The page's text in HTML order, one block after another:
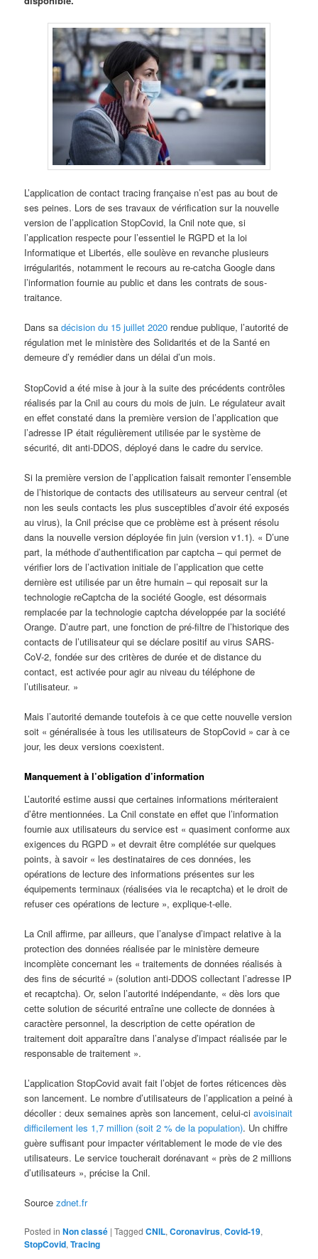
L’application de contact tracing française n’est pas au bout de
ses peines. Lors de ses travaux de vérification sur la nouvelle
version de l’application StopCovid, la Cnil note que, si
l’application respecte pour l’essentiel le RGPD et la loi
Informatique et Libertés, elle soulève en revanche plusieurs
irrégularités, notamment le recours au re-catcha Google dans
l’information fournie au public et dans les contrats de sous-
traitance.
Dans sadécision du 15 juillet 2020 rendue publique, l’autorité de
régulation met le ministère des Solidarités et de la Santé en
demeure d’y remédier dans un délai d’un mois.
StopCovid a été mise à jour à la suite des précédents contrôles
réalisés par la Cnil au cours du mois de juin. Le régulateur avait
en effet constaté dans la première version de l’application que
l’adresse IP était régulièrement utilisée par le système de
sécurité, dit anti-DDOS, déployé dans le cadre du service.
Si la première version de l’application faisait remonter l’ensemble
de l’historique de contacts des utilisateurs au serveur central (et
non les seuls contacts les plus susceptibles d’avoir été exposés
au virus), la Cnil précise que ce problème est à présent résolu
dans la nouvelle version déployée fin juin (version v1.1). « D’une
part, la méthode d’authentification par captcha – qui permet de
vérifier lors de l’activation initiale de l’application que cette
dernière est utilisée par un être humain – qui reposait sur la
technologie reCaptcha de la société Google, est désormais
remplacée par la technologie captcha développée par la société
Orange. D’autre part, une fonction de pré-filtre de l’historique des
contacts de l’utilisateur qui se déclare positif au virus SARS-
CoV-2, fondée sur des critères de durée et de distance du
contact, est activée pour agir au niveau du téléphone de
l’utilisateur. »
Mais l’autorité demande toutefois à ce que cette nouvelle version
soit « généralisée à tous les utilisateurs de StopCovid » car à ce
jour, les deux versions coexistent.
Manquement à l’obligation d’information
L’autorité estime aussi que certaines informations mériteraient
d’être mentionnées. La Cnil constate en effet que l’information
fournie aux utilisateurs du service est « quasiment conforme aux
exigences du RGPD » et devrait être complétée sur quelques
points, à savoir « les destinataires de ces données, les
opérations de lecture des informations présentes sur les
équipements terminaux (réalisées via le recaptcha) et le droit de
refuser ces opérations de lecture », explique-t-elle.
La Cnil affirme, par ailleurs, que l’analyse d’impact relative à la
protection des données réalisée par le ministère demeure
incomplète concernant les « traitements de données réalisés à
des fins de sécurité » (solution anti-DDOS collectant l’adresse IP
et recaptcha). Or, selon l’autorité indépendante, « dès lors que
cette solution de sécurité entraîne une collecte de données à
caractère personnel, la description de cette opération de
traitement doit apparaître dans l’analyse d’impact réalisée par le
responsable de traitement ».
L’application StopCovid avait fait l’objet de fortes réticences dès
son lancement. Le nombre d’utilisateurs de l’application a peiné à
décoller : deux semaines après son lancement, celui-ciavoisinait
difficilement les 1,7 million (soit 2 % de la population). Un chiffre
guère suffisant pour impacter véritablement le mode de vie des
utilisateurs. Le service toucherait dorénavant « près de 2 millions
d’utilisateurs », précise la Cnil.
Sourcezdnet.fr
Posted in Non classé |Tagged CNIL,Coronavirus,Covid-19,
StopCovid,Tracing